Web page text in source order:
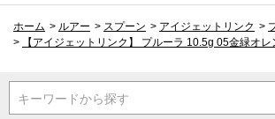
ホーム > ルアー > スプーン > アイジェットリンク >
>
【アイジェットリンク】 プルーラ 10.5g 05金緑オ
キーワードから探す